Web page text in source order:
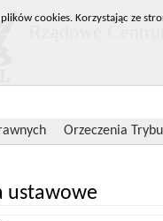
Orzeczenia
ustawowe
cookies. Korzystając ze